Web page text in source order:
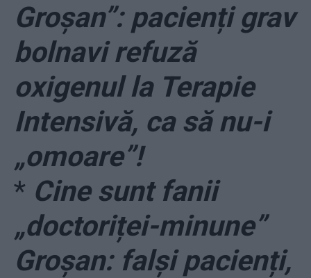
Groșan”: pacienți grav
bolnavi refuză
oxigenul la Terapie
Intensivă, ca să nu-i
„omoare”!
* Cine sunt fanii
„doctoriței-minune”
Groșan: falși pacienți,